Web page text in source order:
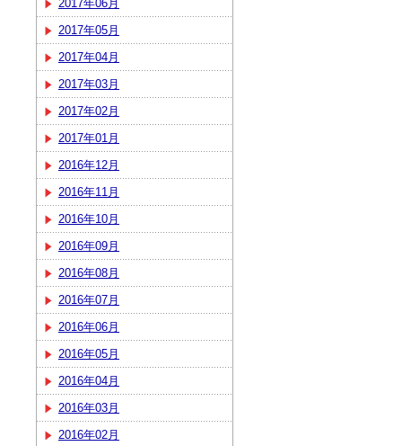
2017年06月
2017年05月
2017年04月
2017年03月
2017年02月
2017年01月
2016年12月
2016年11月
2016年10月
2016年09月
2016年08月
2016年07月
2016年06月
2016年05月
2016年04月
2016年03月
2016年02月